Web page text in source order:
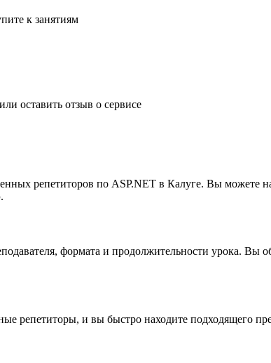
к занятиям
оставить отзыв о сервисе
репетиторов по ASP.NET в Калуге. Вы можете
формата и продолжительности урока.
репетиторы, и вы быстро находите подходящего